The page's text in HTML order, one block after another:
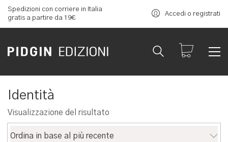
Spedizioni con corriere in Italia
gratis a partire da 19€
Accedi o registrati
Identità
Visualizzazione del risultato
Ordina in base al più recente